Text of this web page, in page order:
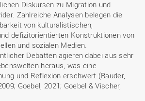
Diskursen zu Migration und
Zahlreiche Analysen belegen die
von kulturalistischen,
defizitorientierten Konstruktionen von
und sozialen Medien.
Debatten agieren dabei aus sehr
heraus, was eine
und Reflexion erschwert (Bauder,
Goebel, 2021; Goebel & Vischer,